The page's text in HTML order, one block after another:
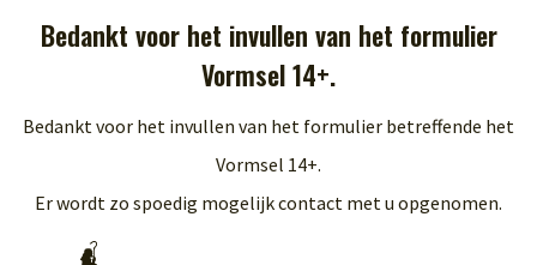
Bedankt voor het invullen van het formulier
Vormsel 14+.
Bedankt voor het invullen van het formulier betreffende het
Vormsel 14+.
Er wordt zo spoedig mogelijk contact met u opgenomen.